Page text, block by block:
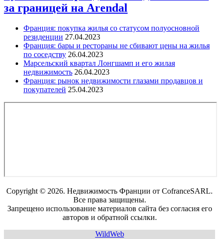
за границей на Arendal
Франция: покупка жилья со статусом полуосновной
резиденции 27.04.2023
Франция: бары и рестораны не сбивают цены на жилья
по соседству 26.04.2023
Марсельский квартал Лонгшамп и его жилая
недвижимость 26.04.2023
Франция: рынок недвижимости глазами продавцов и
покупателей 25.04.2023
Copyright © 2026. Недвижимость Франции от CofranceSARL.
Все права защищены.
Запрещено использование материалов сайта без согласия его
авторов и обратной ссылки.
WildWeb